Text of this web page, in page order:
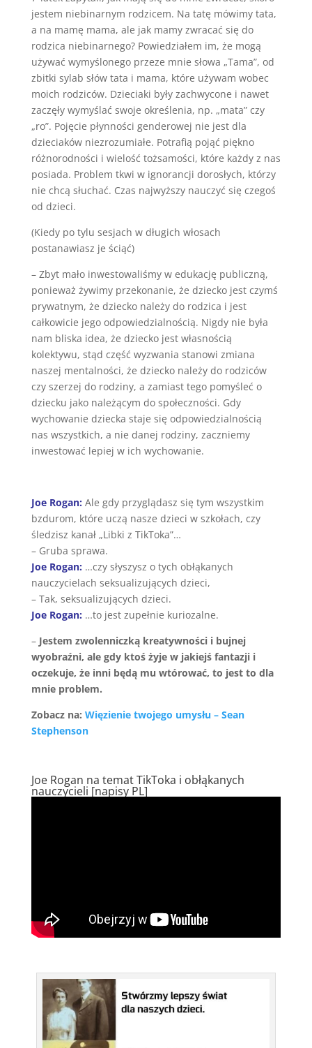
jestem niebinarnym rodzicem. Na tatę mówimy tata,
a na mamę mama, ale jak mamy zwracać się do
rodzica niebinarnego? Powiedziałem im, że mogą
używać wymyślonego przeze mnie słowa „Tama”, od
zbitki sylab słów tata i mama, które używam wobec
moich rodziców. Dzieciaki były zachwycone i nawet
zaczęły wymyślać swoje określenia, np. „mata” czy
„ro”. Pojęcie płynności genderowej nie jest dla
dzieciaków niezrozumiałe. Potrafią pojąć piękno
różnorodności i wielość tożsamości, które każdy z nas
posiada. Problem tkwi w ignorancji dorosłych, którzy
nie chcą słuchać. Czas najwyższy nauczyć się czegoś
od dzieci.
(Kiedy po tylu sesjach w długich włosach
postanawiasz je ściąć)
– Zbyt mało inwestowaliśmy w edukację publiczną,
ponieważ żywimy przekonanie, że dziecko jest czymś
prywatnym, że dziecko należy do rodzica i jest
całkowicie jego odpowiedzialnością. Nigdy nie była
nam bliska idea, że dziecko jest własnością
kolektywu, stąd część wyzwania stanowi zmiana
naszej mentalności, że dziecko należy do rodziców
czy szerzej do rodziny, a zamiast tego pomyśleć o
dziecku jako należącym do społeczności. Gdy
wychowanie dziecka staje się odpowiedzialnością
nas wszystkich, a nie danej rodziny, zaczniemy
inwestować lepiej w ich wychowanie.
Joe Rogan: Ale gdy przyglądasz się tym wszystkim
bzdurom, które uczą nasze dzieci w szkołach, czy
śledzisz kanał „Libki z TikToka”…
– Gruba sprawa.
Joe Rogan: …czy słyszysz o tych obłąkanych
nauczycielach seksualizujących dzieci,
– Tak, seksualizujących dzieci.
Joe Rogan: …to jest zupełnie kuriozalne.
– Jestem zwolenniczką kreatywności i bujnej
wyobraźni, ale gdy ktoś żyje w jakiejś fantazji i
oczekuje, że inni będą mu wtórować, to jest to dla
mnie problem.
Zobacz na: Więzienie twojego umysłu – Sean
Stephenson
Joe Rogan na temat TikToka i obłąkanych
nauczycieli [napisy PL]